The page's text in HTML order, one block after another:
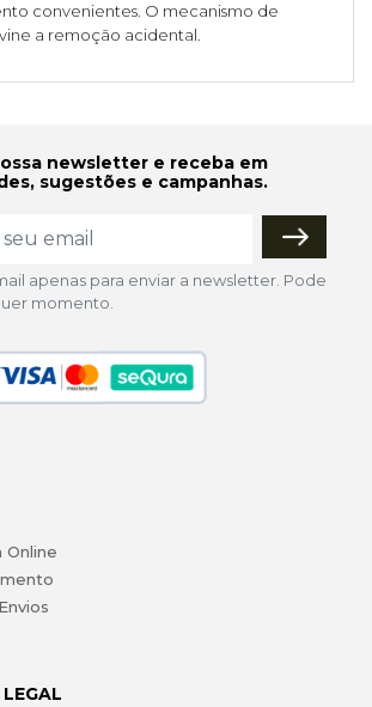
convenientes. O mecanismo de
a remoção acidental.
newsletter e receba em
sugestões e campanhas.
apenas para enviar a newsletter. Pode
momento.
Online